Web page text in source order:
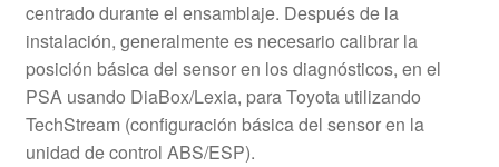
centrado durante el ensamblaje. Después de la
instalación, generalmente es necesario calibrar la
posición básica del sensor en los diagnósticos, en el
PSA usando DiaBox/Lexia, para Toyota utilizando
TechStream (configuración básica del sensor en la
unidad de control ABS/ESP).